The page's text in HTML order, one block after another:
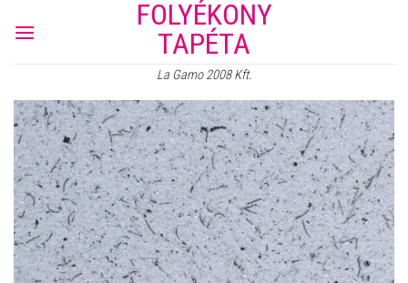
FOLYÉKONY
TAPÉTA
La Gamo 2008 Kft.